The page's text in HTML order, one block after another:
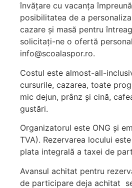
învățare cu vacanța
posibilitatea de a
cazare și masă pentru
solicitați-ne o ofertă
info@scoalaspor.ro.
Costul este almost-all-
cursurile, cazarea, toate
mic dejun, prânz și cină,
gustări.
Organizatorul este ONG și
TVA). Rezervarea locului
plata integrală a taxei de
Avansul achitat pentru
de participare deja achitat